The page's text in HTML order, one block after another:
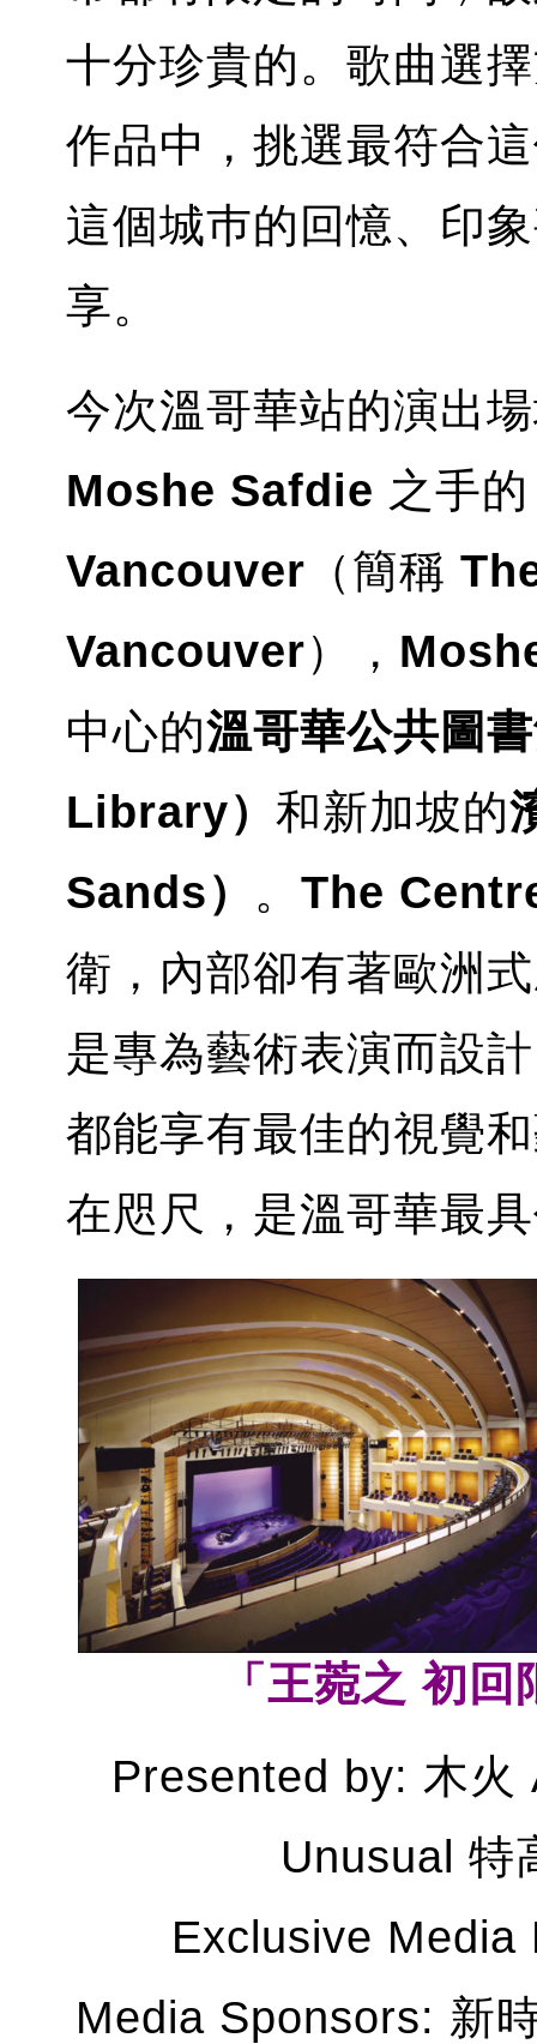
十分珍貴的。歌曲選
作品中，挑選最符合
這個城巿的回憶、印
享。
今次溫哥華站的演出
Moshe Safdie 之手
Vancouver （簡稱
Vancouver），
中心的溫哥華公共圖
Library） 和新加坡的
Sands） 。 The
衛，內部卻有著歐洲
是專為藝術表演而設
都能享有最佳的視覺
在咫尺，是溫哥華最
「王菀之 初
Presented by: 木
Unusual 特
Exclusive Media
Media Sponsors: 新